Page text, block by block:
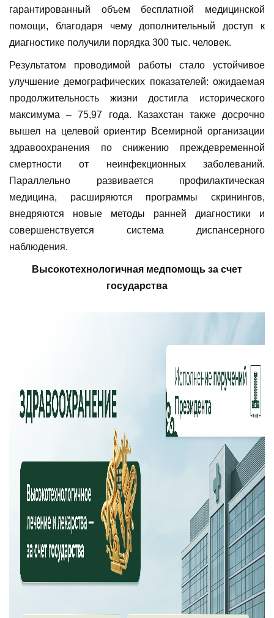
гарантированный объем бесплатной медицинской
помощи, благодаря чему дополнительный доступ к
диагностике получили порядка 300 тыс. человек.
Результатом проводимой работы стало устойчивое
улучшение демографических показателей: ожидаемая
продолжительность жизни достигла исторического
максимума – 75,97 года. Казахстан также досрочно
вышел на целевой ориентир Всемирной организации
здравоохранения по снижению преждевременной
смертности от неинфекционных заболеваний.
Параллельно развивается профилактическая
медицина, расширяются программы скринингов,
внедряются новые методы ранней диагностики и
совершенствуется система диспансерного
наблюдения.
Высокотехнологичная медпомощь за счет
государства